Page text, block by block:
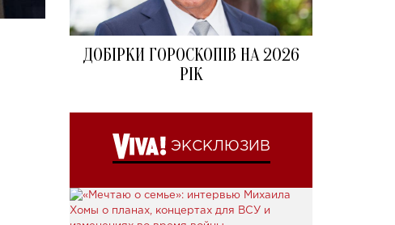
ДОБІРКИ ГОРОСКОПІВ НА 2026
РІК
ЭКСКЛЮЗИВ